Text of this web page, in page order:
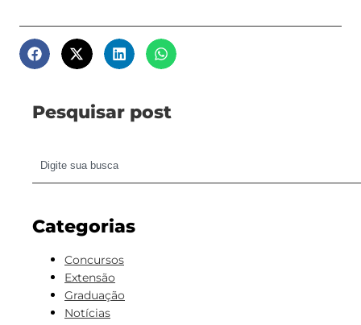
Pesquisar post
Categorias
Concursos
Extensão
Graduação
Notícias